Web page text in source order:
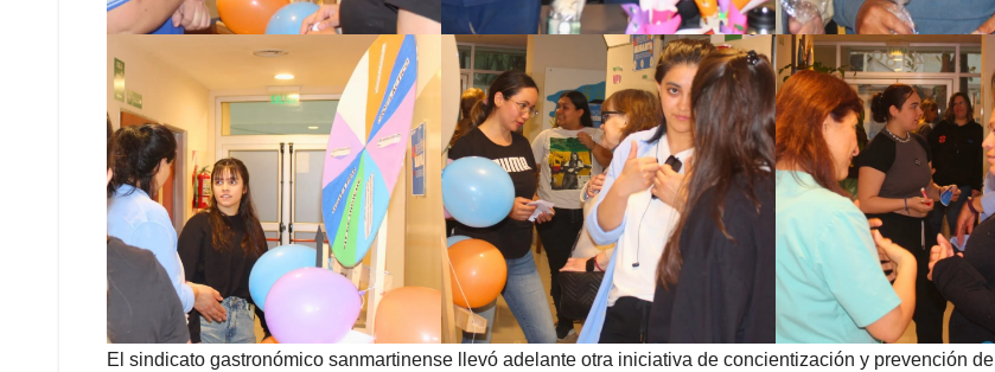
El sindicato gastronómico sanmartinense llevó adelante otra iniciativa de concientización y prevención de